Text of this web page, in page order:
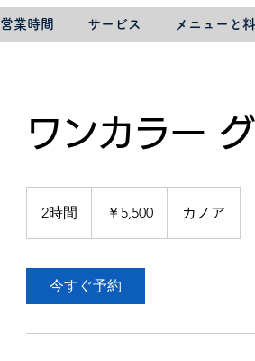
営業時間 サービス メニューと
ワンカラー
2時間
時
￥5,500 カノア
今すぐ予約